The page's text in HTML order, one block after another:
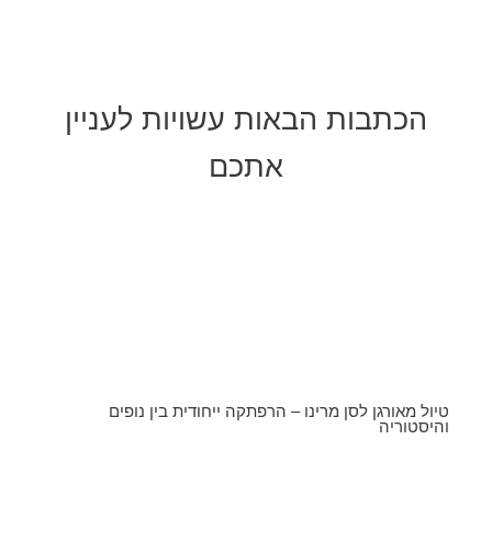
הכתבות הבאות עשויות לעניין
אתכם
טיול מאורגן לסן מרינו – הרפתקה ייחודית בין נופים
והיסטוריה